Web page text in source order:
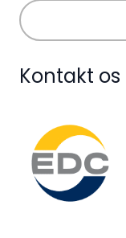
Kontakt os